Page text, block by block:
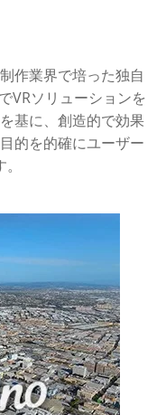
作業界で培った独自
VRソリューションを
基に、創造的で効果
的を的確にユーザー